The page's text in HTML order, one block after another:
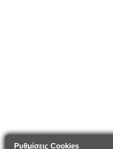
Ρυθμίσεις Cookies